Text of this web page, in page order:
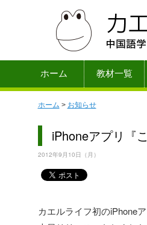
ホーム 教材一覧
ホーム > お知らせ
iPhoneアプリ『
2012年9月10日（月）
カエルライフ初のiPhone